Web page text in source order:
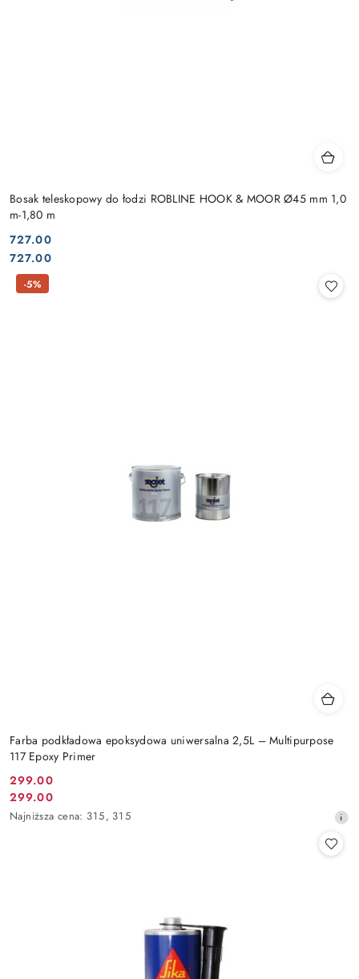
Bosak teleskopowy do łodzi ROBLINE HOOK & MOOR Ø45 mm 1,0
m-1,80 m
Cena:
727.00
Cena:
727.00
Farba podkładowa epoksydowa uniwersalna 2,5L – Multipurpose
117 Epoxy Primer
Cena
promocyjna:
299.00
Cena
promocyjna:
299.00
Najniższa
Najniższa cena: 315, 315
-5%